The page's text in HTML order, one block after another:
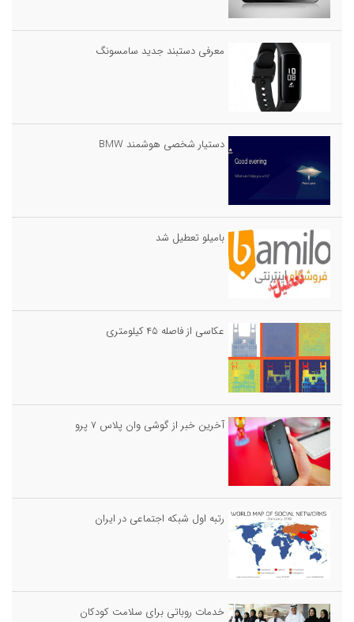
معرفی دستبند جدید سامسونگ
دستیار شخصی هوشمند BMW
بامیلو تعطیل شد
عکاسی از فاصله ۴۵ کیلومتری
آخرین خبر از گوشی وان پلاس ۷ پرو
رتبه اول شبکه اجتماعی در ایران
خدمات روباتى براى سلامت كودكان